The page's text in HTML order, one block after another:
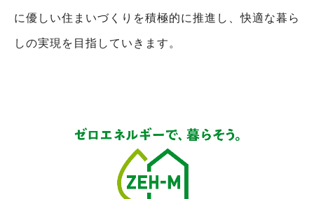
に優しい住まいづくりを積極的に推進し、快適な暮ら
しの実現を目指していきます。